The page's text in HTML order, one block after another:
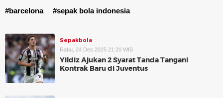
#barcelona
#sepak bola indonesia
Sepakbola
Rabu, 24 Des 2025 21:20 WIB
Yildiz Ajukan 2 Syarat Tanda Tangani
Kontrak Baru di Juventus